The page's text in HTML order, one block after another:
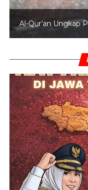
Al-Qur’an Ungkap